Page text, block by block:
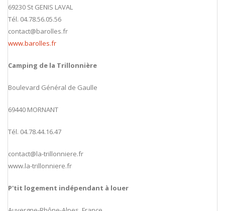
69230 St GENIS LAVAL
Tél. 04.78.56.05.56
contact@barolles.fr
www.barolles.fr
Camping de la Trillonnière
Boulevard Général de Gaulle
69440 MORNANT
Tél. 04.78.44.16.47
contact@la-trillonniere.fr
www.la-trillonniere.fr
P'tit logement indépendant à louer